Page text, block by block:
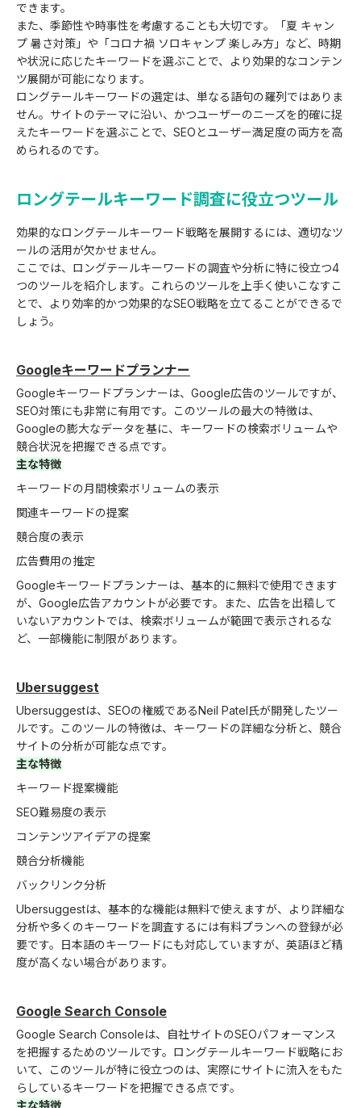
できます。
また、季節性や時事性を考慮することも大切です。「夏 キャン
プ 暑さ対策」や「コロナ禍 ソロキャンプ 楽しみ方」など、時期
や状況に応じたキーワードを選ぶことで、より効果的なコンテン
ツ展開が可能になります。
ロングテールキーワードの選定は、単なる語句の羅列ではありま
せん。サイトのテーマに沿い、かつユーザーのニーズを的確に捉
えたキーワードを選ぶことで、SEOとユーザー満足度の両方を高
められるのです。
ロングテールキーワード調査に役立つツール
効果的なロングテールキーワード戦略を展開するには、適切なツ
ールの活用が欠かせません。
ここでは、ロングテールキーワードの調査や分析に特に役立つ4
つのツールを紹介します。これらのツールを上手く使いこなすこ
とで、より効率的かつ効果的なSEO戦略を立てることができるで
しょう。
Googleキーワードプランナー
Googleキーワードプランナーは、Google広告のツールですが、
SEO対策にも非常に有用です。このツールの最大の特徴は、
Googleの膨大なデータを基に、キーワードの検索ボリュームや
競合状況を把握できる点です。
主な特徴
キーワードの月間検索ボリュームの表示
関連キーワードの提案
競合度の表示
広告費用の推定
Googleキーワードプランナーは、基本的に無料で使用できます
が、Google広告アカウントが必要です。また、広告を出稿して
いないアカウントでは、検索ボリュームが範囲で表示されるな
ど、一部機能に制限があります。
Ubersuggest
Ubersuggestは、SEOの権威であるNeil Patel氏が開発したツー
ルです。このツールの特徴は、キーワードの詳細な分析と、競合
サイトの分析が可能な点です。
主な特徴
キーワード提案機能
SEO難易度の表示
コンテンツアイデアの提案
競合分析機能
バックリンク分析
Ubersuggestは、基本的な機能は無料で使えますが、より詳細な
分析や多くのキーワードを調査するには有料プランへの登録が必
要です。日本語のキーワードにも対応していますが、英語ほど精
度が高くない場合があります。
Google Search Console
Google Search Consoleは、自社サイトのSEOパフォーマンス
を把握するためのツールです。ロングテールキーワード戦略にお
いて、このツールが特に役立つのは、実際にサイトに流入をもた
らしているキーワードを把握できる点です。